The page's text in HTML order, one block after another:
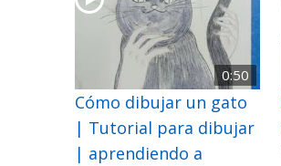
0:50
Cómo dibujar un gato
| Tutorial para dibujar
| aprendiendo a